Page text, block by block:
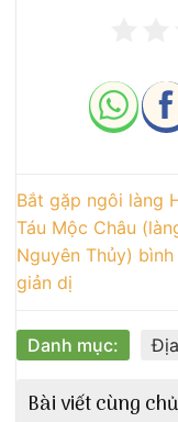
Bắt gặp ngôi làng
Táu Mộc Châu
Nguyên Thủy) bình
giản dị
Danh mục:
Bài viết cùng